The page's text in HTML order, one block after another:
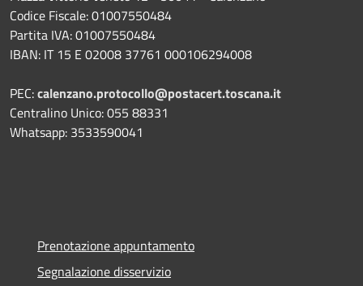
Codice Fiscale: 01007550484
Partita IVA: 01007550484
IBAN: IT 15 E 02008 37761 000106294008
PEC:calenzano.protocollo@postacert.toscana.it
Centralino Unico: 055 88331
Whatsapp: 3533590041
Prenotazione appuntamento
Segnalazione disservizio